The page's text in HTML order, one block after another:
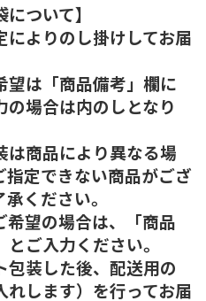
ついて】
よりのし掛けしてお届
は「商品備考」欄に
場合は内のしとなり
商品により異なる場
定できない商品がござ
ください。
望の場合は、「商品
ご入力ください。
包装した後、配送用の
します）を行ってお届